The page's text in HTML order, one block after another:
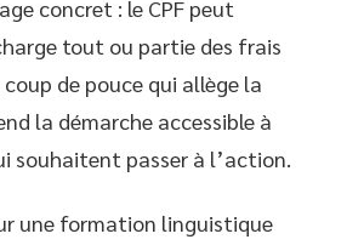
concret : le CPF peut
tout ou partie des frais
coup de pouce qui allège la
la démarche accessible à
souhaitent passer à l’action.
une formation linguistique